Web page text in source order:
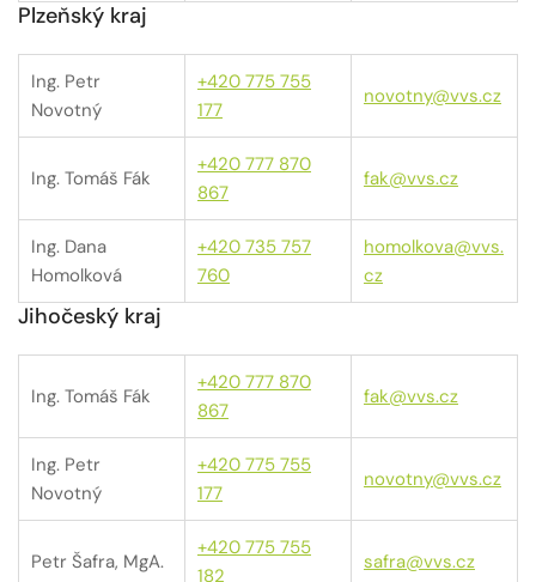
Plzeňský kraj
Ing. Petr
Novotný
+420 775 755
177
novotny@vvs.cz
Ing. Tomáš Fák
+420 777 870
867
fak@vvs.cz
Ing. Dana
Homolková
+420 735 757
760
homolkova@vvs.
cz
Jihočeský kraj
Ing. Tomáš Fák
+420 777 870
867
fak@vvs.cz
Ing. Petr
Novotný
+420 775 755
177
novotny@vvs.cz
Petr Šafra, MgA.
+420 775 755
182
safra@vvs.cz